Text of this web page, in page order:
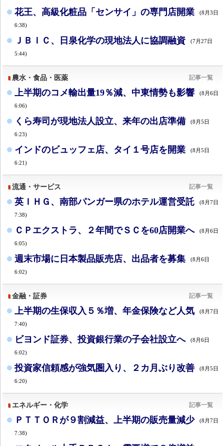
花王、高級化粧品「センサイ」の専門店開業 (8月3日
6:38)
ＪＢＩＣ、日泉化学の現地法人に協調融資 (7月27日
5:44)
農水・食品・医薬 記事一覧
上半期のコメ輸出量19％減、中東情勢も影響 (8月6日
6:06)
くら寿司が現地法人設立、来年の出店準備 (8月5日
6:23)
インドのビュッフェ店、タイ１号店を開業 (8月5日
6:21)
流通・サービス 記事一覧
英ＩＨＧ、南部パンガー県のホテル運営受託 (8月7日
7:38)
ＣＰエクストラ、２年間でＳＣを60店開業へ (8月6日
6:05)
週末市場に日本製品販売店、出品者を募集 (8月6日
6:02)
金融・証券 記事一覧
上半期の生保収入５％増、年金保険など人気 (8月7日
7:40)
ビヨンド証券、投資銀行業の子会社設立へ (8月6日
6:02)
投資家信頼感が強気圏入り、２カ月ぶり改善 (8月5日
6:20)
エネルギー・化学 記事一覧
ＰＴＴＯＲが９割減益、上半期の販売量減少 (8月7日
7:38)